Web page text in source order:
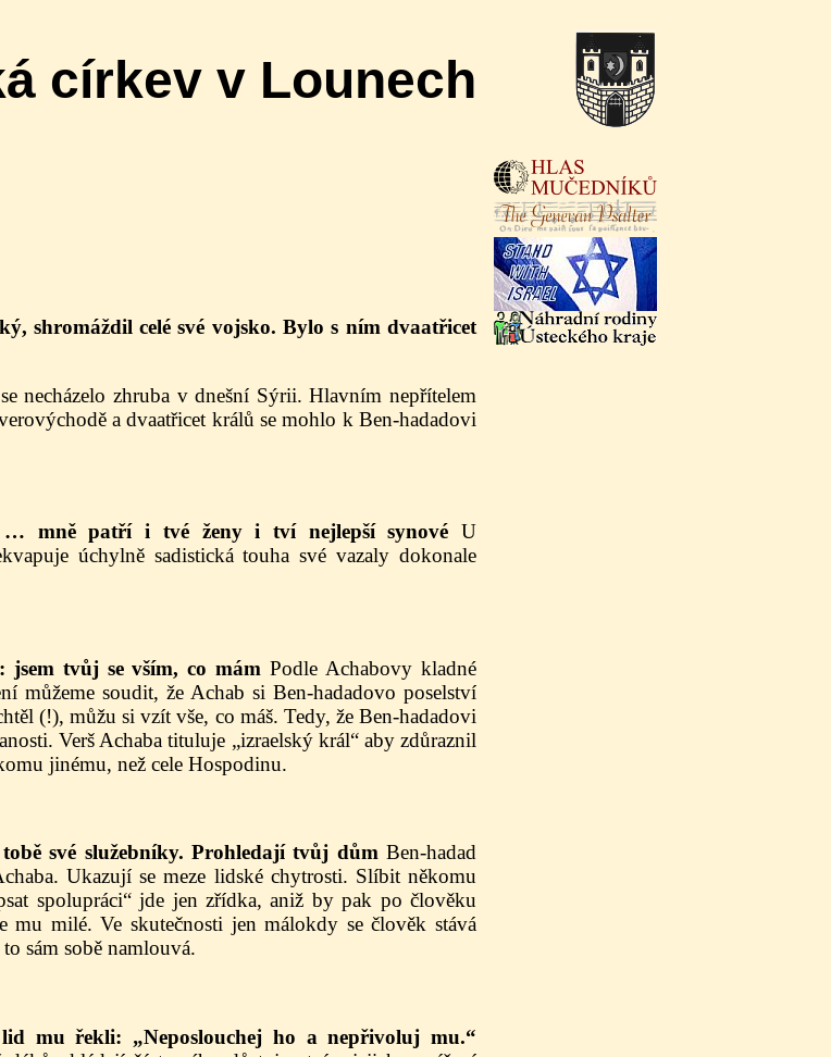
církev v Lounech
shromáždil celé své vojsko. Bylo s ním dvaatřicet
necházelo zhruba v dnešní Sýrii. Hlavním nepřítelem
a dvaatřicet králů se mohlo k Ben-hadadovi
… mně patří i tvé ženy i tví nejlepší synové U
úchylně sadistická touha své vazaly dokonale
jsem tvůj se vším, co mám Podle Achabovy kladné
můžeme soudit, že Achab si Ben-hadadovo poselství
(!), můžu si vzít vše, co máš. Tedy, že Ben-hadadovi
Verš Achaba tituluje „izraelský král“ aby zdůraznil
jinému, než cele Hospodinu.
své služebníky. Prohledají tvůj důmBen-hadad
Ukazují se meze lidské chytrosti. Slíbit někomu
spolupráci“ jde jen zřídka, aniž by pak po člověku
mu milé. Ve skutečnosti jen málokdy se člověk stává
sám sobě namlouvá.
mu řekli: „Neposlouchej ho a nepřivoluj mu.“